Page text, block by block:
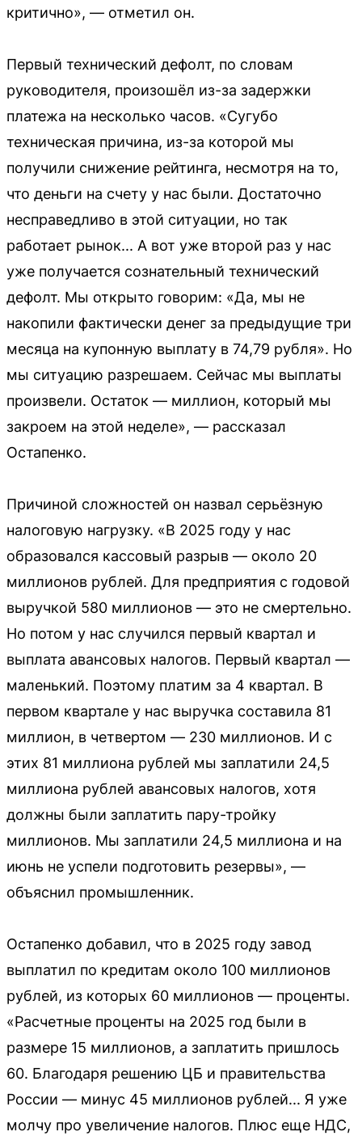
критично», — отметил он.
Первый технический дефолт, по словам
руководителя, произошёл из-за задержки
платежа на несколько часов. «Сугубо
техническая причина, из-за которой мы
получили снижение рейтинга, несмотря на то,
что деньги на счету у нас были. Достаточно
несправедливо в этой ситуации, но так
работает рынок... А вот уже второй раз у нас
уже получается сознательный технический
дефолт. Мы открыто говорим: «Да, мы не
накопили фактически денег за предыдущие три
месяца на купонную выплату в 74,79 рубля». Но
мы ситуацию разрешаем. Сейчас мы выплаты
произвели. Остаток — миллион, который мы
закроем на этой неделе», — рассказал
Остапенко.
Причиной сложностей он назвал серьёзную
налоговую нагрузку. «В 2025 году у нас
образовался кассовый разрыв — около 20
миллионов рублей. Для предприятия с годовой
выручкой 580 миллионов — это не смертельно.
Но потом у нас случился первый квартал и
выплата авансовых налогов. Первый квартал —
маленький. Поэтому платим за 4 квартал. В
первом квартале у нас выручка составила 81
миллион, в четвертом — 230 миллионов. И с
этих 81 миллиона рублей мы заплатили 24,5
миллиона рублей авансовых налогов, хотя
должны были заплатить пару-тройку
миллионов. Мы заплатили 24,5 миллиона и на
июнь не успели подготовить резервы», —
объяснил промышленник.
Остапенко добавил, что в 2025 году завод
выплатил по кредитам около 100 миллионов
рублей, из которых 60 миллионов — проценты.
«Расчетные проценты на 2025 год были в
размере 15 миллионов, а заплатить пришлось
60. Благодаря решению ЦБ и правительства
России — минус 45 миллионов рублей... Я уже
молчу про увеличение налогов. Плюс еще НДС,